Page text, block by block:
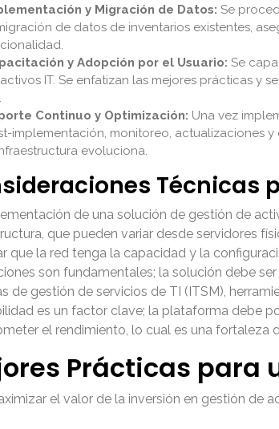
y Migración de Datos: Se
de datos de inventarios existentes,
y Adopción por el Usuario: Se
IT. Se enfatizan las mejores prácticas y
Continuo y Optimización: Una vez
implementación, monitoreo, actualizaciones
evoluciona.
Técnicas
de una solución de gestión de
que pueden variar desde servidores
que la red tenga la capacidad y la
son fundamentales; la solución debe
de gestión de servicios de TI (ITSM),
es un factor clave; la plataforma debe
el rendimiento, lo cual es una fortaleza
Prácticas para
el valor de la inversión en gestión de